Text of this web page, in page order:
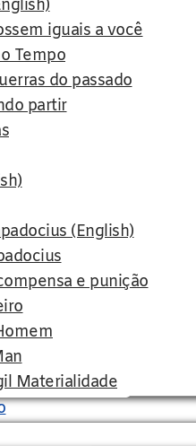
iguais a você
Tempo
do passado
partir
(English)
e punição
Materialidade